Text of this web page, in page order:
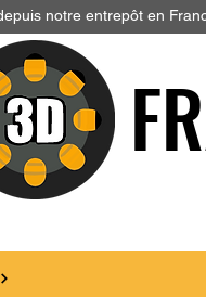
notre entrepôt en